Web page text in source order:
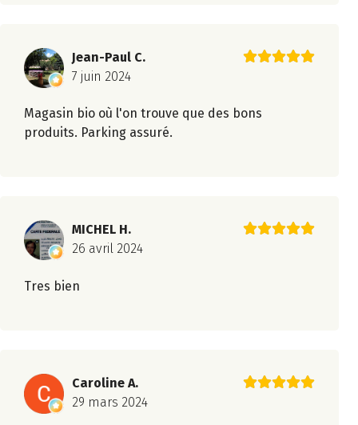
Jean-Paul C.
7 juin 2024
Magasin bio où l'on trouve que des bons
produits. Parking assuré.
MICHEL H.
26 avril 2024
Tres bien
Caroline A.
29 mars 2024